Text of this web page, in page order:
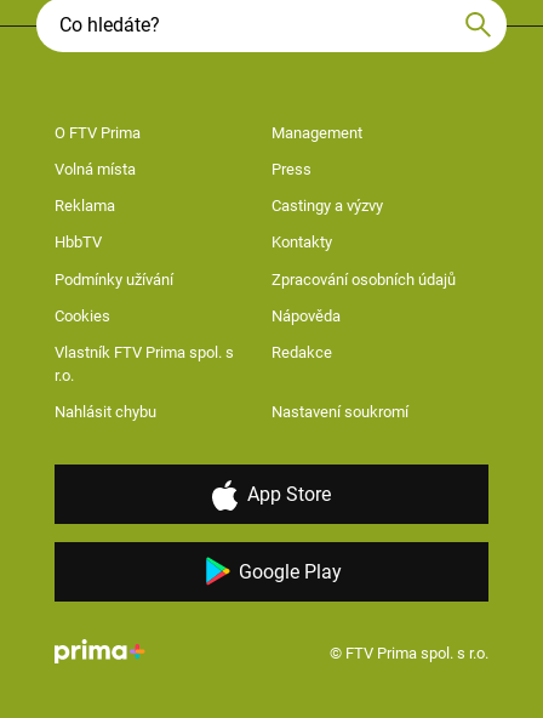
O FTV Prima Management
Volná místa Press
Reklama Castingy a výzvy
HbbTV Kontakty
Podmínky užívání Zpracování osobních údajů
Cookies Nápověda
Vlastník FTV Prima spol. s
r.o.
Redakce
Nahlásit chybu Nastavení soukromí
App Store
Google Play
© FTV Prima spol. s r.o.